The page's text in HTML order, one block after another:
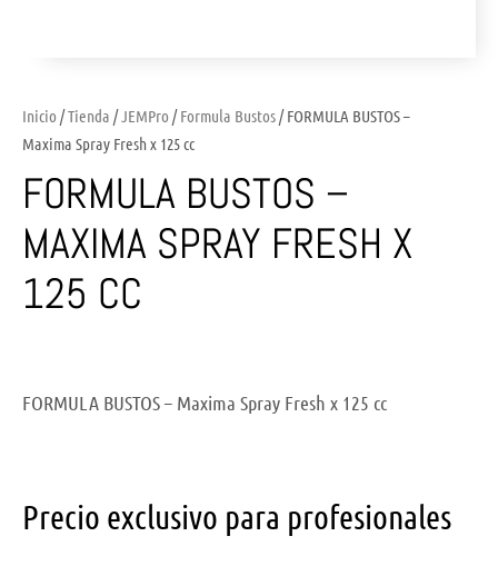
Inicio /Tienda /JEMPro /Formula Bustos/ FORMULA BUSTOS –
Maxima Spray Fresh x 125 cc
FORMULA BUSTOS –
MAXIMA SPRAY FRESH X
125 CC
FORMULA BUSTOS – Maxima Spray Fresh x 125 cc
Precio exclusivo para profesionales